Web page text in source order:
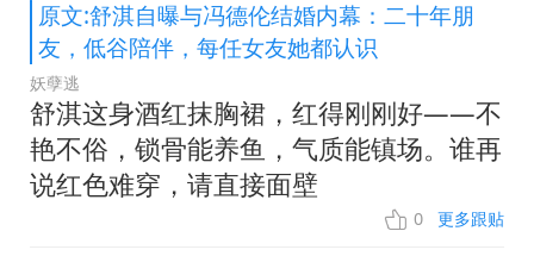
原文:舒淇自曝与冯德伦结婚内幕：二十年朋
友，低谷陪伴，每任女友她都认识
妖孽逃
舒淇这身酒红抹胸裙，红得刚刚好——不
艳不俗，锁骨能养鱼，气质能镇场。谁再
说红色难穿，请直接面壁
0 更多跟贴